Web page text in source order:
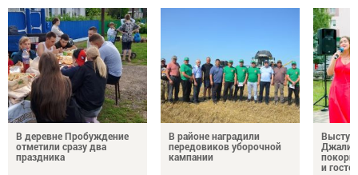
В деревне Пробуждение
отметили сразу два
праздника
В районе наградили
передовиков уборочной
кампании
и